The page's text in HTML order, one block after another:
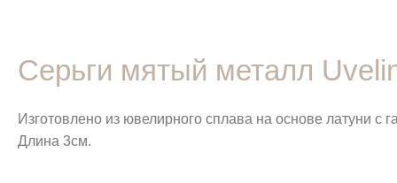
Серьги мятый металл
Изготовлено из ювелирного сплава на основе латуни
Длина 3см.